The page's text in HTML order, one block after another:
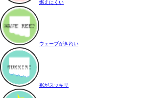
燃えにくい
ウェーブがきれい
裾がスッキリ